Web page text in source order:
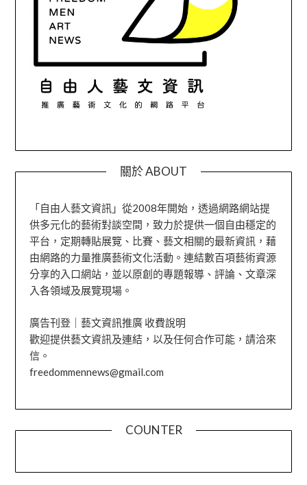
關於 ABOUT
「自由人藝文資訊」從2008年開始，透過網路網站提
供多元化的藝術對談空間，致力於提供一個自由穩定的
平台，定期轉貼展覽、比賽、藝文相關的最新資訊，藉
由網路的力量推廣藝術文化活動。連結數百項藝術資源
分享的入口網站，並以原創的專題報導、評論、文章深
入各領域及展覽現場。
廣告刊登｜藝文資訊推廣 收費說明
歡迎提供藝文資訊及連結，以及任何合作可能，請洽來
信。
freedommennews@gmail.com
COUNTER